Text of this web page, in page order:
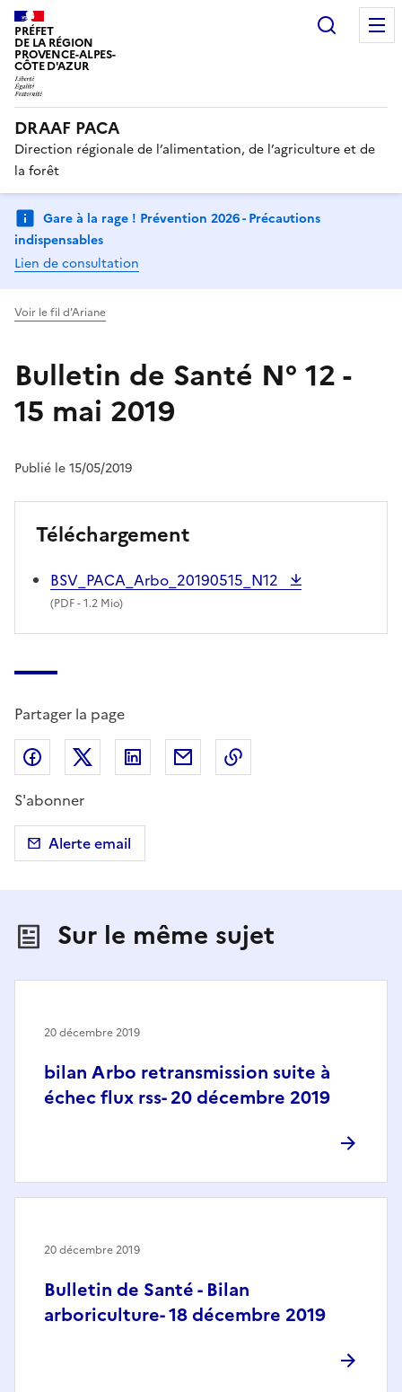
PRÉFET
DE LA RÉGION
PROVENCE-ALPES-
CÔTE D'AZUR
DRAAF PACA
Direction régionale de l’alimentation, de l’agriculture et de
la forêt
Gare à la rage ! Prévention 2026 - Précautions
indispensables
Lien de consultation
Voir le fil d'Ariane
Bulletin de Santé N° 12 -
15 mai 2019
Publié le 15/05/2019
Téléchargement
BSV_PACA_Arbo_20190515_N12
(PDF- 1.2 Mio)
Partager la page
Partager sur Facebook
Partager sur X (anciennement Twitter)
Partager sur LinkedIn
Partager par email
S'abonner
Alerte email
Sur le même sujet
bilan Arbo retransmission suite à
échec flux rss- 20 décembre 2019
20 décembre 2019
Bulletin de Santé - Bilan
arboriculture- 18 décembre 2019
20 décembre 2019